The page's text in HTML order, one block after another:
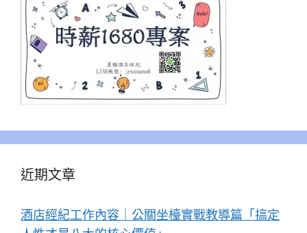
近期文章
酒店經紀工作內容｜公關坐檯實戰教導篇「搞定